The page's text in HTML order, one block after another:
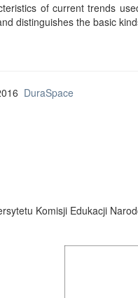
of current trends
distinguishes the basic
DuraSpace
Komisji Edukacji